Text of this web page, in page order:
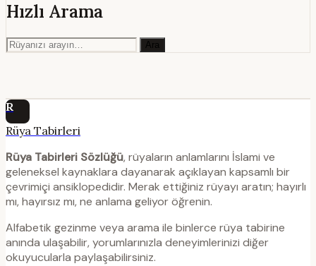
Hızlı Arama
Ara
R
Rüya Tabirleri
Rüya Tabirleri Sözlüğü, rüyaların anlamlarını İslami ve
geleneksel kaynaklara dayanarak açıklayan kapsamlı bir
çevrimiçi ansiklopedidir. Merak ettiğiniz rüyayı aratın; hayırlı
mı, hayırsız mı, ne anlama geliyor öğrenin.
Alfabetik gezinme veya arama ile binlerce rüya tabirine
anında ulaşabilir, yorumlarınızla deneyimlerinizi diğer
okuyucularla paylaşabilirsiniz.